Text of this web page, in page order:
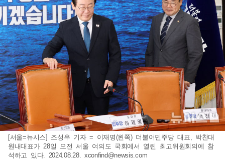
[서울=뉴시스] 조성우 기자 = 이재명(왼쪽) 더불어민주당 대표, 박찬대
원내대표가 28일 오전 서울 여의도 국회에서 열린 최고위원회의에 참
석하고 있다. 2024.08.28. xconfind@newsis.com